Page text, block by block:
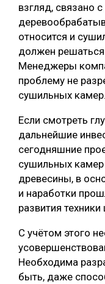
взгляд, связано
относится и
должен
Менеджеры
проблему не
сушильных камер.
Если смотреть
дальнейшие
сегодняшние
сушильных
древесины, в
и наработки
развития
С учётом этого
Необходима
быть, даже